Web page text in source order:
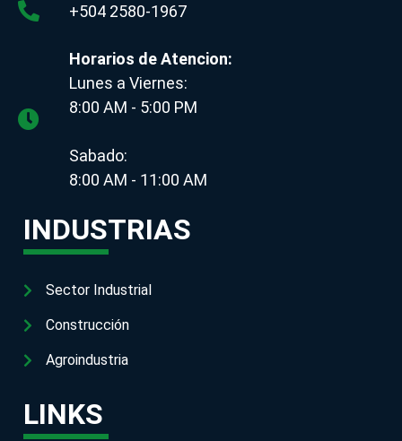
+504 2580-1967
Horarios de Atencion:
Lunes a Viernes:
8:00 AM - 5:00 PM
Sabado:
8:00 AM - 11:00 AM
INDUSTRIAS
Sector Industrial
Construcción
Agroindustria
LINKS